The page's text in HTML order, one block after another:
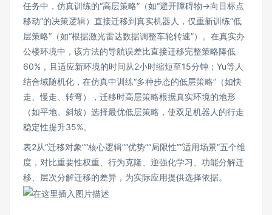
任务中，仿真训练的“高层策略”（如“避开障碍物→向目标点
移动”的决策逻辑）直接迁移到真实机器人，仅重新训练“低
层策略”（如“根据激光雷达数据调整车轮转速”）。在真实办
公楼环境中，该方法的导航误差比直接迁移完整策略降低
60%，且适应新环境的时间从2小时缩短至15分钟；Yu等人
结合域随机化，在仿真中训练“多种步态的低层策略”（如快
走、慢走、转弯），迁移时高层策略根据真实环境的地形
（如平地、斜坡）选择最优低层策略，使双足机器人的行走
稳定性提升35%。
表2从“迁移对象”“核心逻辑”“优势”“局限性”“适用场景”五个维
度，对比重要性权重、行为克隆、逆强化学习、功能分解迁
移、层次分解迁移的差异，为实际应用提供选择依据。